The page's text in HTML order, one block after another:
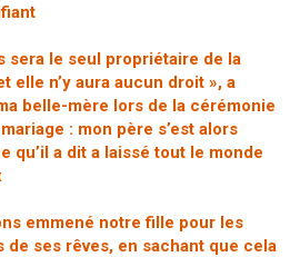
sera le seul propriétaire de la
elle n’y aura aucun droit », a
belle-mère lors de la cérémonie
: mon père s’est alors
qu’il a dit a laissé tout le monde
emmené notre fille pour les
de ses rêves, en sachant que cela